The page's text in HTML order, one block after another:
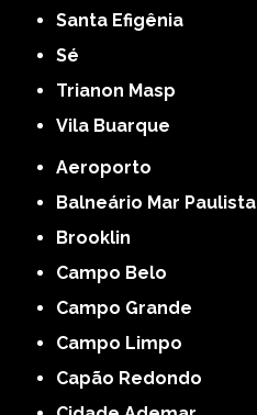
Santa Efigênia
Sé
Trianon Masp
Vila Buarque
Aeroporto
Balneário Mar Paulista
Brooklin
Campo Belo
Campo Grande
Campo Limpo
Capão Redondo